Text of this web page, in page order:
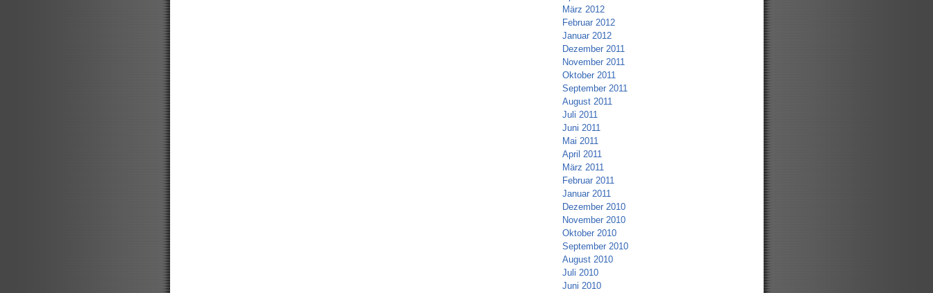
März 2012
Februar 2012
Januar 2012
Dezember 2011
November 2011
Oktober 2011
September 2011
August 2011
Juli 2011
Juni 2011
Mai 2011
April 2011
März 2011
Februar 2011
Januar 2011
Dezember 2010
November 2010
Oktober 2010
September 2010
August 2010
Juli 2010
Juni 2010